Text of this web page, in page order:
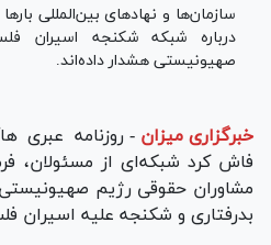
سازمان‌ها و نهاد‌های بین‌المللی
درباره شبکه شکنجه اسیران
صهیونیستی هشدار داده‌اند.
خبرگزاری میزان - روزنامه عبری
فاش کرد شبکه‌ای از مسئولان،
مشاوران حقوقی رژیم
بدرفتاری و شکنجه علیه اسیران